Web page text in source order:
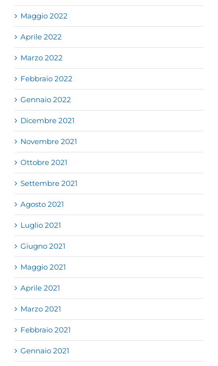
Maggio 2022
Aprile 2022
Marzo 2022
Febbraio 2022
Gennaio 2022
Dicembre 2021
Novembre 2021
Ottobre 2021
Settembre 2021
Agosto 2021
Luglio 2021
Giugno 2021
Maggio 2021
Aprile 2021
Marzo 2021
Febbraio 2021
Gennaio 2021